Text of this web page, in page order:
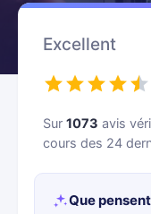
Excellent
Sur 1073 avis
cours des 24
Que